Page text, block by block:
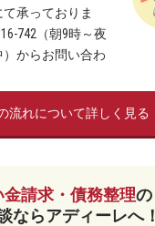
承っておりま
742（朝9時～夜
からお問い合わ
流れについて詳しく見る
金請求・債務整理の
ならアディーレへ！